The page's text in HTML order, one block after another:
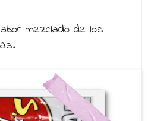
mezclado de los